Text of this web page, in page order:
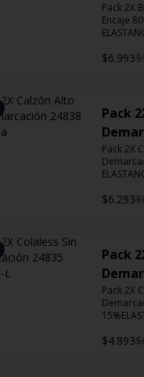
13126
Pack 2X
Encaje
$6.993
Pack
Pack 2X
$6.293
Pack
Pack 2X
$4.893